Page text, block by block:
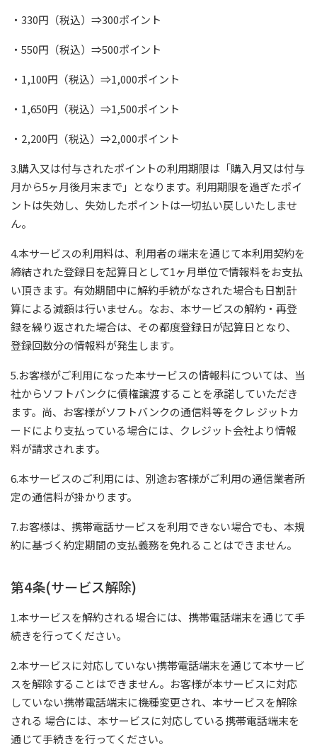
・330円（税込）⇒300ポイント
・550円（税込）⇒500ポイント
・1,100円（税込）⇒1,000ポイント
・1,650円（税込）⇒1,500ポイント
・2,200円（税込）⇒2,000ポイント
3.購入又は付与されたポイントの利用期限は「購入月又は付与
月から5ヶ月後月末まで」となります。利用期限を過ぎたポイ
ントは失効し、失効したポイントは一切払い戻しいたしませ
ん。
4.本サービスの利用料は、利用者の端末を通じて本利用契約を
締結された登録日を起算日として1ヶ月単位で情報料をお支払
い頂きます。有効期間中に解約手続がなされた場合も日割計
算による減額は行いません。なお、本サービスの解約・再登
録を繰り返された場合は、その都度登録日が起算日となり、
登録回数分の情報料が発生します。
5.お客様がご利用になった本サービスの情報料については、当
社からソフトバンクに債権譲渡することを承諾していただき
ます。尚、お客様がソフトバンクの通信料等をクレ ジットカ
ードにより支払っている場合には、クレジット会社より情報
料が請求されます。
6.本サービスのご利用には、別途お客様がご利用の通信業者所
定の通信料が掛かります。
7.お客様は、携帯電話サービスを利用できない場合でも、本規
約に基づく約定期間の支払義務を免れることはできません。
第4条(サービス解除)
1.本サービスを解約される場合には、携帯電話端末を通じて手
続きを行ってください。
2.本サービスに対応していない携帯電話端末を通じて本サービ
スを解除することはできません。お客様が本サービスに対応
していない携帯電話端末に機種変更され、本サービスを解除
される 場合には、本サービスに対応している携帯電話端末を
通じて手続きを行ってください。